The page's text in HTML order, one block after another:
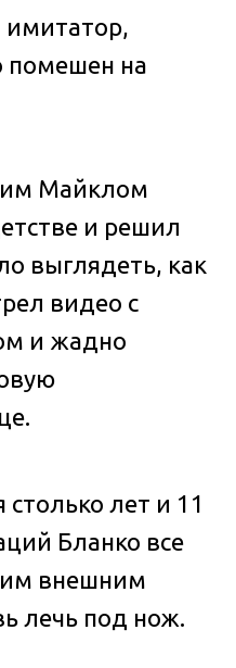
имитатор,
помешен на
Майклом
и решил
выглядеть, как
видео с
и жадно
лет и 11
Бланко все
внешним
лечь под нож.